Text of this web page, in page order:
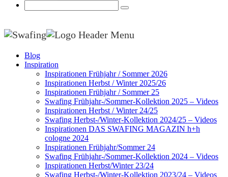
Blog
Inspiration
Inspirationen Frühjahr / Sommer 2026
Inspirationen Herbst / Winter 2025/26
Inspirationen Frühjahr / Sommer 25
Swafing Frühjahr-/Sommer-Kollektion 2025 – Videos
Inspirationen Herbst / Winter 24/25
Swafing Herbst-/Winter-Kollektion 2024/25 – Videos
Inspirationen DAS SWAFING MAGAZIN h+h
cologne 2024
Inspirationen Frühjahr/Sommer 24
Swafing Frühjahr-/Sommer-Kollektion 2024 – Videos
Inspirationen Herbst/Winter 23/24
Swafing Herbst-/Winter-Kollektion 2023/24 – Videos